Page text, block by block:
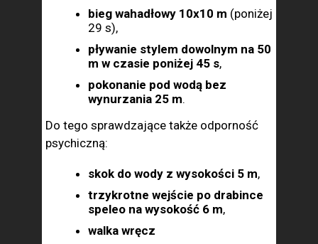
bieg wahadłowy 10x10 m (poniżej
29 s),
pływanie stylem dowol­nym na 50
m w czasie poniżej 45 s,
pokonanie pod wodą bez
wynurza­nia 25 m.
Do tego spraw­dzające także odporność
psychiczną:
skok do wody z wyso­kości 5 m,
trzykrotne wejście po drabince
speleo na wysokość 6 m,
walka wręcz